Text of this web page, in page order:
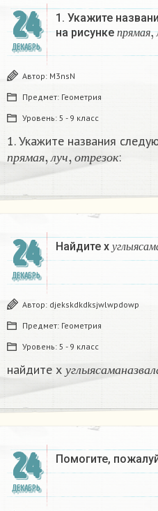
24
ДЕКАБРЬ
1. Укажите
на рисунке
прямая
пряма
Автор: M3nsN
Предмет: Геометрия
Уровень: 5 - 9 класс
1. Укажите названия
п рямая л у ч отрез ок
прямая,луч,отрез ок
:
24
ДЕКАБРЬ
Найдите х у гл ыяс ам
углыяс
Автор: djekskdkdksjwlwpdowp
Предмет: Геометрия
Уровень: 5 - 9 класс
найдите х у гл ыяс ама н аз в ал
24
ДЕКАБРЬ
Помогите,